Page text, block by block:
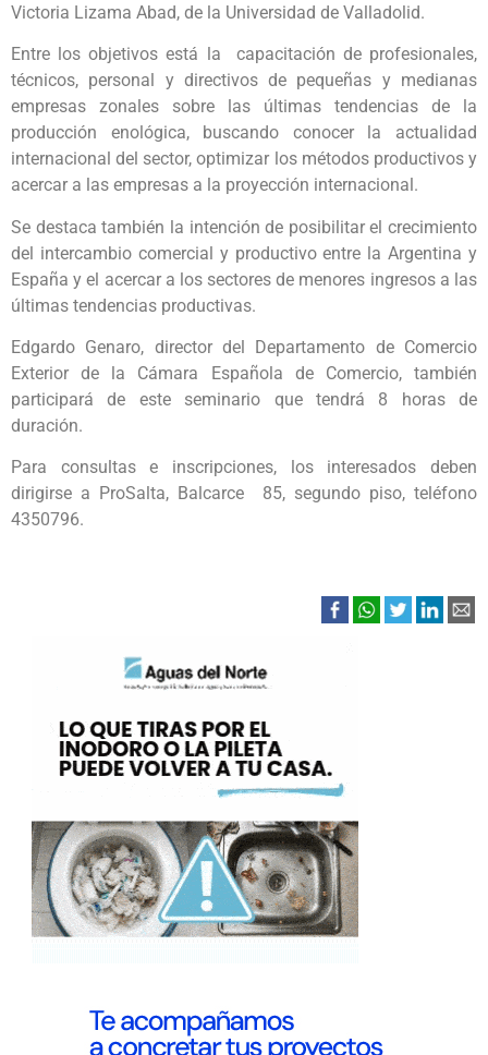
Victoria Lizama Abad, de la Universidad de Valladolid.
Entre los objetivos está la capacitación de profesionales,
técnicos, personal y directivos de pequeñas y medianas
empresas zonales sobre las últimas tendencias de la
producción enológica, buscando conocer la actualidad
internacional del sector, optimizar los métodos productivos y
acercar a las empresas a la proyección internacional.
Se destaca también la intención de posibilitar el crecimiento
del intercambio comercial y productivo entre la Argentina y
España y el acercar a los sectores de menores ingresos a las
últimas tendencias productivas.
Edgardo Genaro, director del Departamento de Comercio
Exterior de la Cámara Española de Comercio, también
participará de este seminario que tendrá 8 horas de
duración.
Para consultas e inscripciones, los interesados deben
dirigirse a ProSalta, Balcarce 85, segundo piso, teléfono
4350796.